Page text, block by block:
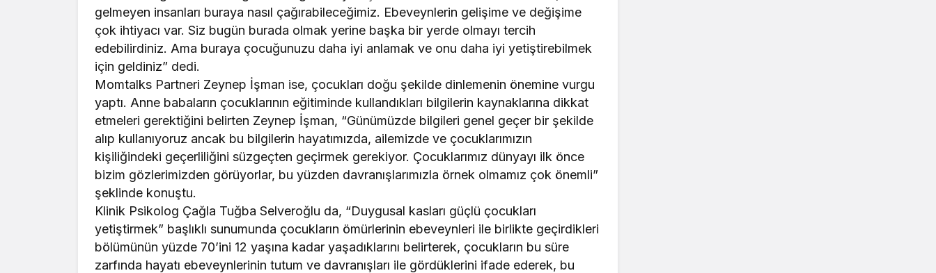
gelmeyen insanları buraya nasıl çağırabileceğimiz. Ebeveynlerin gelişime ve değişime
çok ihtiyacı var. Siz bugün burada olmak yerine başka bir yerde olmayı tercih
edebilirdiniz. Ama buraya çocuğunuzu daha iyi anlamak ve onu daha iyi yetiştirebilmek
için geldiniz” dedi.
Momtalks Partneri Zeynep İşman ise, çocukları doğu şekilde dinlemenin önemine vurgu
yaptı. Anne babaların çocuklarının eğitiminde kullandıkları bilgilerin kaynaklarına dikkat
etmeleri gerektiğini belirten Zeynep İşman, “Günümüzde bilgileri genel geçer bir şekilde
alıp kullanıyoruz ancak bu bilgilerin hayatımızda, ailemizde ve çocuklarımızın
kişiliğindeki geçerliliğini süzgeçten geçirmek gerekiyor. Çocuklarımız dünyayı ilk önce
bizim gözlerimizden görüyorlar, bu yüzden davranışlarımızla örnek olmamız çok önemli”
şeklinde konuştu.
Klinik Psikolog Çağla Tuğba Selveroğlu da, “Duygusal kasları güçlü çocukları
yetiştirmek” başlıklı sunumunda çocukların ömürlerinin ebeveynleri ile birlikte geçirdikleri
bölümünün yüzde 70’ini 12 yaşına kadar yaşadıklarını belirterek, çocukların bu süre
zarfında hayatı ebeveynlerinin tutum ve davranışları ile gördüklerini ifade ederek, bu